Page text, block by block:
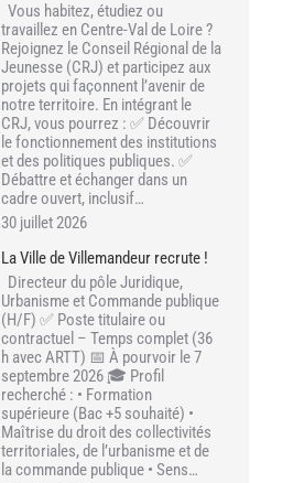
Vous habitez, étudiez ou
travaillez en Centre-Val de Loire ?
Rejoignez le Conseil Régional de la
Jeunesse (CRJ) et participez aux
projets qui façonnent l’avenir de
notre territoire. En intégrant le
CRJ, vous pourrez : ✅ Découvrir
le fonctionnement des institutions
et des politiques publiques. ✅
Débattre et échanger dans un
cadre ouvert, inclusif…
30 juillet 2026
La Ville de Villemandeur recrute !
Directeur du pôle Juridique,
Urbanisme et Commande publique
(H/F) ✅ Poste titulaire ou
contractuel – Temps complet (36
h avec ARTT) 📅 À pourvoir le 7
septembre 2026 🎓 Profil
recherché : • Formation
supérieure (Bac +5 souhaité) •
Maîtrise du droit des collectivités
territoriales, de l’urbanisme et de
la commande publique • Sens…